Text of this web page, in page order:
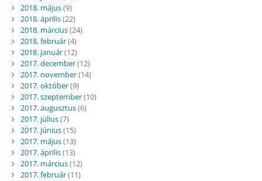
2018. május(9)
2018. április(22)
2018. március(24)
2018. február(4)
2018. január(12)
2017. december(12)
2017. november(14)
2017. október(9)
2017. szeptember(10)
2017. augusztus(6)
2017. július(7)
2017. június(15)
2017. május(13)
2017. április(13)
2017. március(12)
2017. február(11)